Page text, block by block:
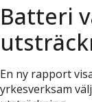
Batteri
En ny rapport
yrkesverksam